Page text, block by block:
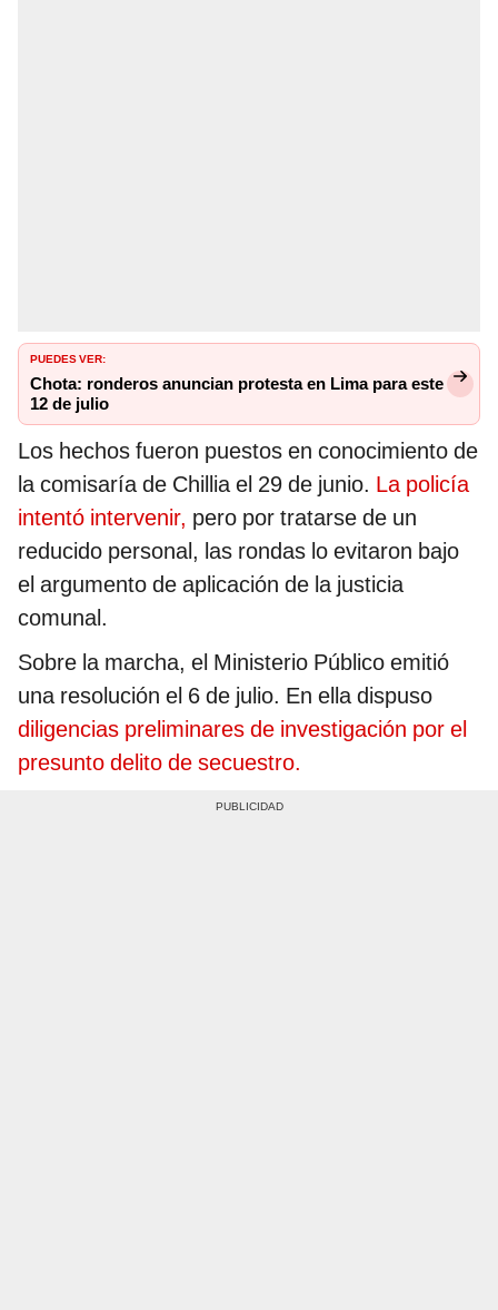
PUEDES VER:
Chota: ronderos anuncian protesta en Lima para este
12 de julio
Los hechos fueron puestos en conocimiento de
la comisaría de Chillia el 29 de junio. La policía
intentó intervenir, pero por tratarse de un
reducido personal, las rondas lo evitaron bajo
el argumento de aplicación de la justicia
comunal.
Sobre la marcha, el Ministerio Público emitió
una resolución el 6 de julio. En ella dispuso
diligencias preliminares de investigación por el
presunto delito de secuestro.